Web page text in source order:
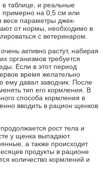
таблице, и реальные
примерно на 0,5 см или
весе параметры джек-
от нормы, необходимо в
с ветеринаром.
активно растут, набирая
организмов требуется
Если в этот период
время желательно
ему давал заводчик. После
тип его кормления. В
способа кормления в
вводить в рацион щенков
рост тела и
у щенка выпадают
а также происходит
продукты в рационе
количество кормлений и